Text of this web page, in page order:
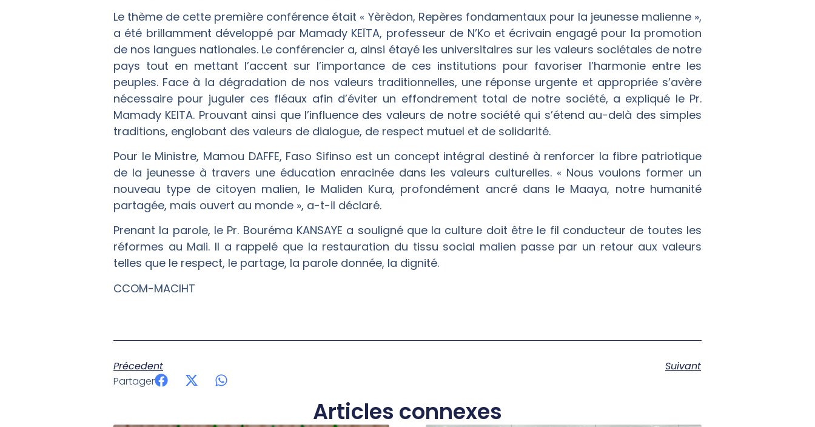
Le thème de cette première conférence était « Yèrèdon, Repères fondamentaux pour la jeunesse malienne »,
a été brillamment développé par Mamady KEÏTA, professeur de N’Ko et écrivain engagé pour la promotion
de nos langues nationales. Le conférencier a, ainsi étayé les universitaires sur les valeurs sociétales de notre
pays tout en mettant l’accent sur l’importance de ces institutions pour favoriser l’harmonie entre les
peuples. Face à la dégradation de nos valeurs traditionnelles, une réponse urgente et appropriée s’avère
nécessaire pour juguler ces fléaux afin d’éviter un effondrement total de notre société, a expliqué le Pr.
Mamady KEITA. Prouvant ainsi que l’influence des valeurs de notre société qui s’étend au-delà des simples
traditions, englobant des valeurs de dialogue, de respect mutuel et de solidarité.
Pour le Ministre, Mamou DAFFE, Faso Sifinso est un concept intégral destiné à renforcer la fibre patriotique
de la jeunesse à travers une éducation enracinée dans les valeurs culturelles. « Nous voulons former un
nouveau type de citoyen malien, le Maliden Kura, profondément ancré dans le Maaya, notre humanité
partagée, mais ouvert au monde », a-t-il déclaré.
Prenant la parole, le Pr. Bouréma KANSAYE a souligné que la culture doit être le fil conducteur de toutes les
réformes au Mali. Il a rappelé que la restauration du tissu social malien passe par un retour aux valeurs
telles que le respect, le partage, la parole donnée, la dignité.
CCOM-MACIHT
Précedent
Suivant
Partager
Articles connexes